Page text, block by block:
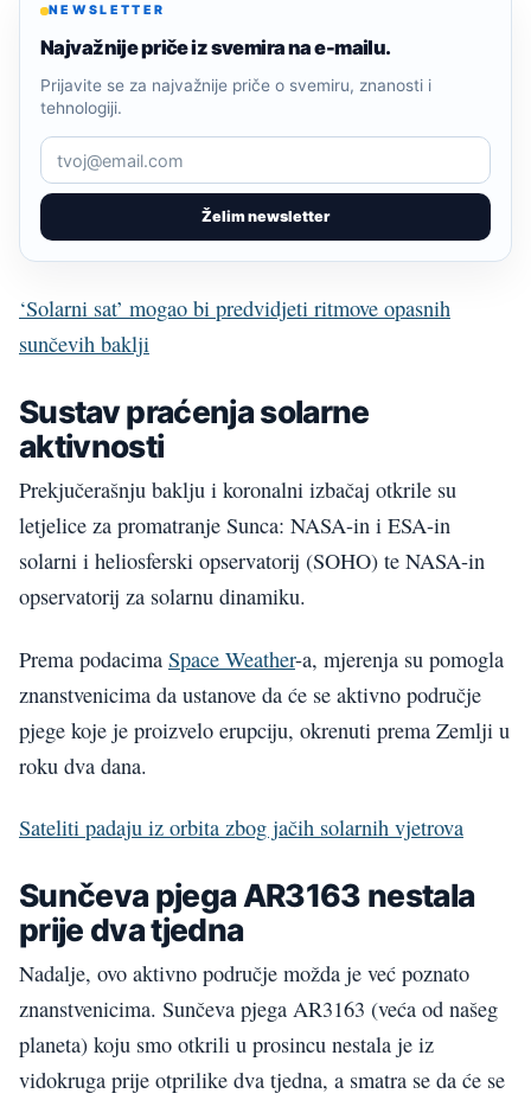
NEWSLETTER
Najvažnije priče iz svemira na e-mailu.
Želim newsletter
Prijavite se za najvažnije priče o svemiru, znanosti i
tehnologiji.
‘Solarni sat’ mogao bi predvidjeti ritmove opasnih
sunčevih baklji
Sustav praćenja solarne
aktivnosti
Prekjučerašnju baklju i koronalni izbačaj otkrile su
letjelice za promatranje Sunca: NASA-in i ESA-in
solarni i heliosferski opservatorij (SOHO) te NASA-in
opservatorij za solarnu dinamiku.
Prema podacima Space Weather-a, mjerenja su pomogla
znanstvenicima da ustanove da će se aktivno područje
pjege koje je proizvelo erupciju, okrenuti prema Zemlji u
roku dva dana.
Sateliti padaju iz orbita zbog jačih solarnih vjetrova
Sunčeva pjega AR3163 nestala
prije dva tjedna
Nadalje, ovo aktivno područje možda je već poznato
znanstvenicima. Sunčeva pjega AR3163 (veća od našeg
planeta) koju smo otkrili u prosincu nestala je iz
vidokruga prije otprilike dva tjedna, a smatra se da će se